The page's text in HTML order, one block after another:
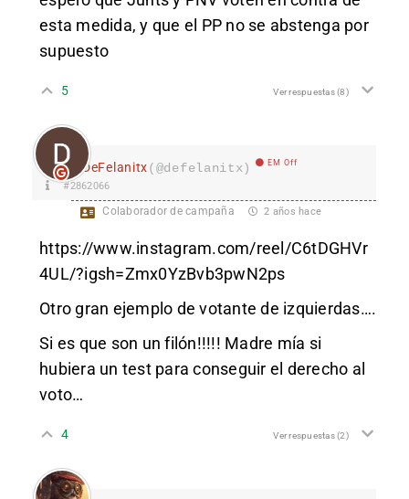
esta medida, y que el PP no se abstenga por
supuesto
5 Ver respuestas(8)
DeFelanitx(@defelanitx) EM Off
#2862066
Colaborador de campaña 2 años hace
https://www.instagram.com/reel/C6tDGHVr
4UL/?igsh=Zmx0YzBvb3pwN2ps
Otro gran ejemplo de votante de izquierdas….
Si es que son un filón!!!!! Madre mía si
hubiera un test para conseguir el derecho al
voto…
4 Ver respuestas(2)